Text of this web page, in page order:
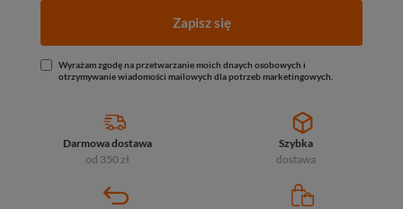
Zapisz się
Wyrażam zgodę na przetwarzanie moich dnaych osobowych i
otrzymywanie wiadomości mailowych dla potrzeb marketingowych.
Darmowa dostawa
od 350 zł
Szybka
dostawa